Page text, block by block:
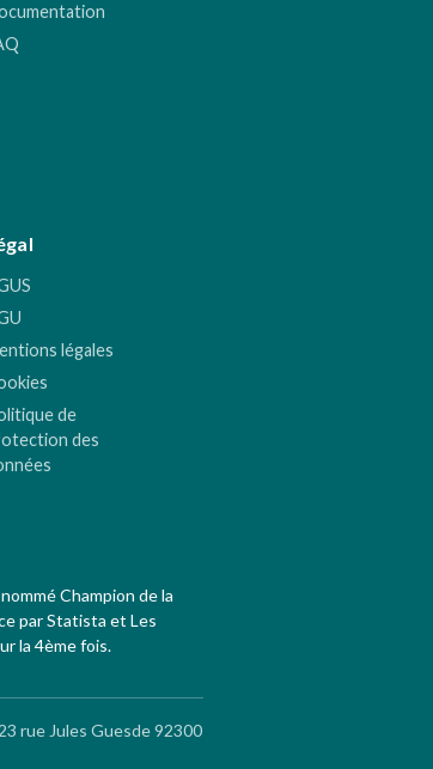
légales
de
des
Champion de la
par Statista et Les
la 4ème fois.
rue Jules Guesde 92300